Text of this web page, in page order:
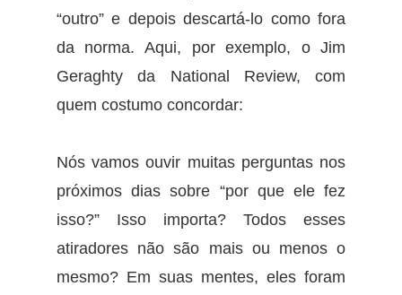
“outro” e depois descartá-lo como fora
da norma. Aqui, por exemplo, o Jim
Geraghty da National Review, com
quem costumo concordar:
Nós vamos ouvir muitas perguntas nos
próximos dias sobre “por que ele fez
isso?” Isso importa? Todos esses
atiradores não são mais ou menos o
mesmo? Em suas mentes, eles foram